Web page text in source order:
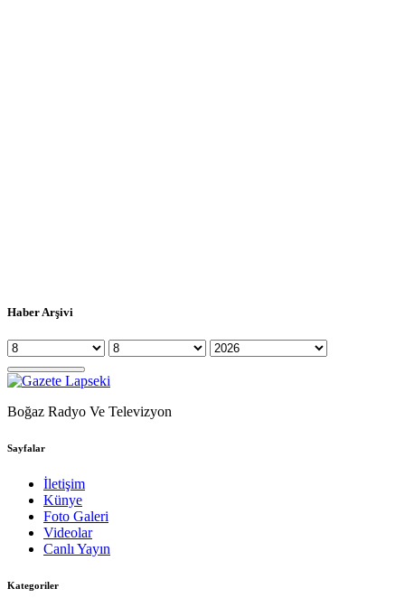
Haber Arşivi
Boğaz Radyo Ve Televizyon
Sayfalar
İletişim
Künye
Foto Galeri
Videolar
Canlı Yayın
Kategoriler